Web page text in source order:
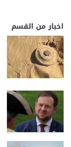
اخبار من القسم